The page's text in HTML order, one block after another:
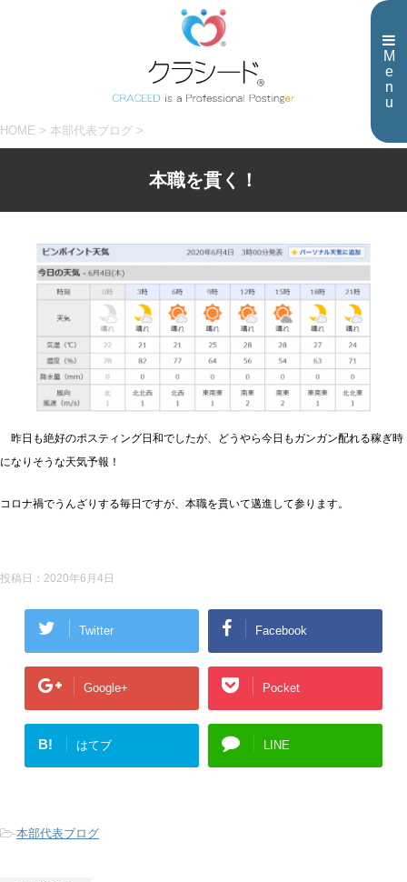
M
e
n
u
HOME > 本部代表ブログ >
本職を貫く！
昨日も絶好のポスティング日和でしたが、どうやら今日もガンガン配れる稼ぎ時
になりそうな天気予報！
コロナ禍でうんざりする毎日ですが、本職を貫いて邁進して参ります。
投稿日： 2020年6月4日
Twitter Facebook
Google+ Pocket
B! はてブ LINE
-本部代表ブログ